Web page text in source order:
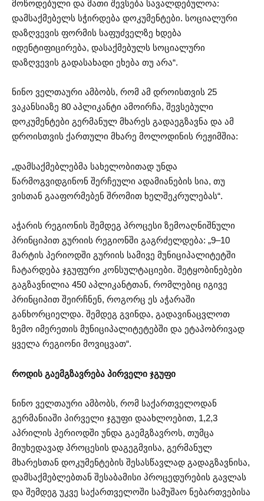
მოწოდებული და მათი შევსება სავალდებულოა:
დამსაქმებელს სჭირდება დოკუმენტები. სოციალური
დაზღვევის ფორმის საფუძველზე ხდება
იდენტიფიცირება, დასაქმებულს სოციალური
დაზღვევის გადასახადი ეხება თუ არა“.
ნინო ველთაური ამბობს, რომ ამ დროისთვის 25
ვაკანსიაზე 80 აპლიკანტი ამოირჩა, შევსებული
დოკუმენტები გერმანულ მხარეს გადაეგზავნა და ამ
დროისთვის ქართული მხარე მოლოდინის რეჟიმშია:
„დამსაქმებლებმა სახელობითად უნდა
წარმოგვიდგინონ შერჩეული ადამიანების სია, თუ
ვისთან გააფორმებენ შრომით ხელშეკრულებას“.
აჭარის რეგიონის შემდეგ პროცესი ზემოაღნიშნული
პრინციპით გურიის რეგიონში გაგრძელდება: „9–10
მარტის პერიოდში გურიის სამივე მუნიციპალიტეტში
ჩატარდება ჯგუფური კონსულტაციები. შეტყობინებები
გაგზავნილია 450 აპლიკანტთან, რომლებიც იგივე
პრინციპით შეირჩნენ, როგორც ეს აჭარაში
განხორციელდა. შემდეგ გვინდა, გადავინაცვლოთ
ზემო იმერეთის მუნიციპალიტეტებში და ეტაპობრივად
ყველა რეგიონი მოვიცვათ“.
როდის გაემგზავრება პირველი ჯგუფი
ნინო ველთაური ამბობს, რომ საქართველოდან
გერმანიაში პირველი ჯგუფი დაახლოებით, 1,2,3
აპრილის პერიოდში უნდა გაემგზავროს, თუმცა
მიუხედავად პროცესის დაგეგმვისა, გერმანულ
მხარესთან დოკუმენტების შესასწავლად გადაგზავნისა,
დამსაქმებლებთან შესაბამისი პროცედურების გავლას
და შემდეგ უკვე საქართველოში სამუშაო ნებართვებისა